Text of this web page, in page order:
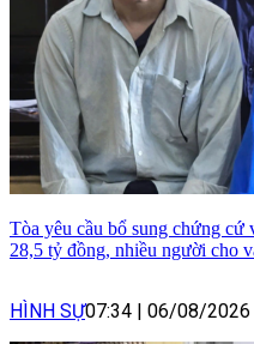
Tòa yêu cầu bổ sung chứng cứ
28,5 tỷ đồng, nhiều người cho
HÌNH SỰ07:34 06/08/2026